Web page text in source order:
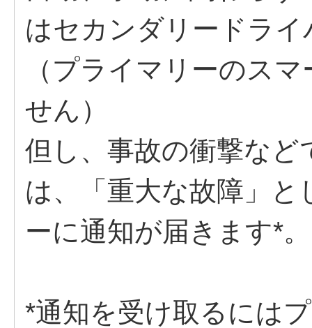
はセカンダリードラ
（プライマリーのス
せん）
但し、事故の衝撃など
は、「重大な故障」
ーに通知が届きます*。
*通知を受け取るには